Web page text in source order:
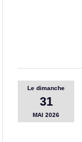
Ledimanche
31
MAI 2026